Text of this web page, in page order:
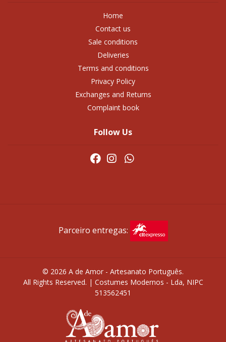
Home
Contact us
Sale conditions
Deliveries
Terms and conditions
Privacy Policy
Exchanges and Returns
Complaint book
Follow Us
Parceiro entregas:
© 2026 A de Amor - Artesanato Português.
All Rights Reserved. | Costumes Modernos - Lda, NIPC
513562451